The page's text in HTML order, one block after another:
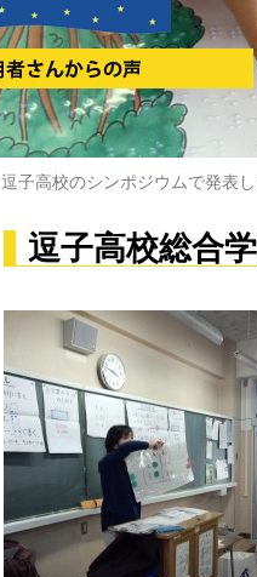
逗子高校のシンポジウムで発表
逗子高校総合